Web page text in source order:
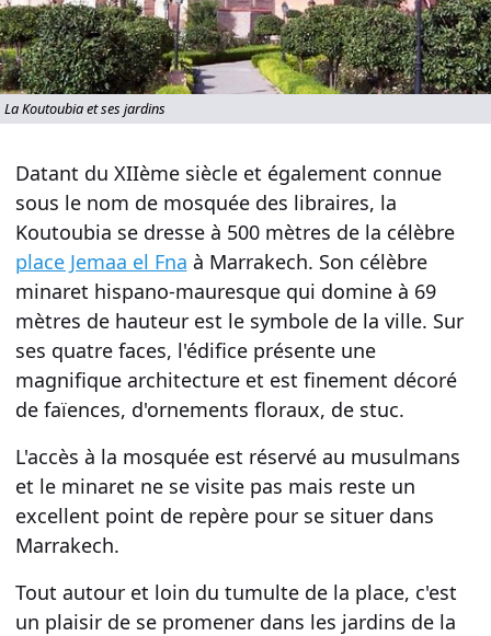
La Koutoubia et ses jardins
Datant du XIIème siècle et également connue
sous le nom de mosquée des libraires, la
Koutoubia se dresse à 500 mètres de la célèbre
place Jemaa el Fna à Marrakech. Son célèbre
minaret hispano-mauresquequi domine à 69
mètres de hauteur est le symbole de la ville. Sur
ses quatre faces, l'édifice présente une
magnifique architectureet est finement décoré
de faïences, d'ornements floraux, de stuc.
L'accès à la mosquée est réservé au musulmans
et le minaret ne se visite pas mais reste un
excellent point de repère pour se situer dans
Marrakech.
Tout autour et loin du tumulte de la place, c'est
un plaisir de se promener dans les jardins de la